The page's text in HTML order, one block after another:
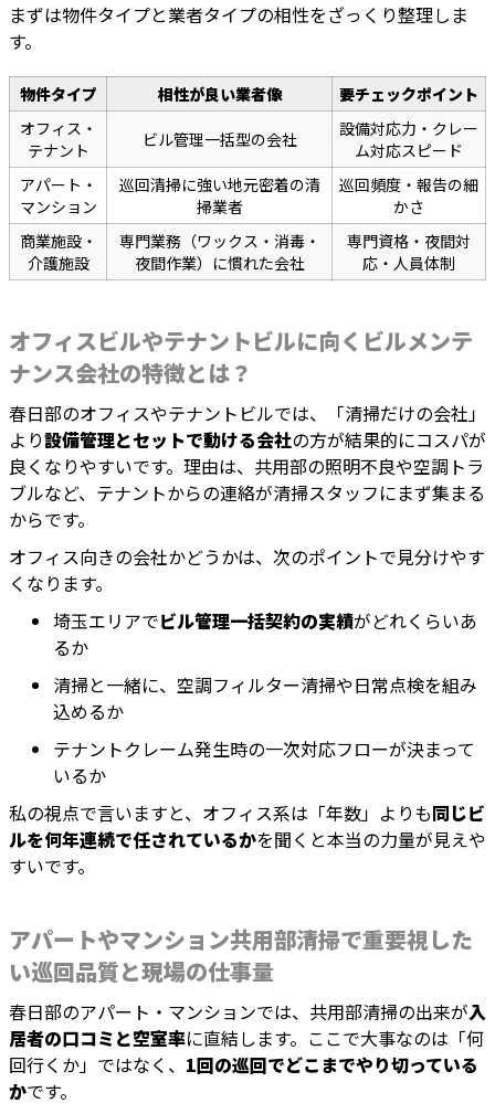
まずは物件タイプと業者タイプの相性をざっくり整理しま
す。
物件タイプ 相性が良い業者像
要チェックポイント
オフィス・
テナント
ビル管理一括型の会社
設備対応力・クレー
ム対応スピード
アパート・
マンション
巡回清掃に強い地元密着の清
掃業者
巡回頻度・報告の細
かさ
商業施設・
介護施設
専門業務（ワックス・消毒・
夜間作業）に慣れた会社
専門資格・夜間対
応・人員体制
オフィスビルやテナントビルに向くビルメンテ
ナンス会社の特徴とは？
春日部のオフィスやテナントビルでは、「清掃だけの会社」
より設備管理とセットで動ける会社の方が結果的にコスパが
良くなりやすいです。理由は、共用部の照明不良や空調トラ
ブルなど、テナントからの連絡が清掃スタッフにまず集まる
からです。
オフィス向きの会社かどうかは、次のポイントで見分けやす
くなります。
埼玉エリアでビル管理一括契約の実績がどれくらいあ
るか
清掃と一緒に、空調フィルター清掃や日常点検を組み
込めるか
テナントクレーム発生時の一次対応フローが決まって
いるか
私の視点で言いますと、オフィス系は「年数」よりも同じビ
ルを何年連続で任されているかを聞くと本当の力量が見えや
すいです。
アパートやマンション共用部清掃で重要視した
い巡回品質と現場の仕事量
春日部のアパート・マンションでは、共用部清掃の出来が入
居者の口コミと空室率に直結します。ここで大事なのは「何
回行くか」ではなく、 1回の巡回でどこまでやり切っている
かです。